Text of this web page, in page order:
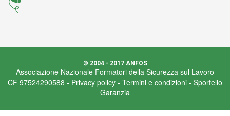
© 2004 - 2017 ANFOS
Associazione Nazionale Formatori della Sicurezza sul Lavoro
CF 97524290588 - Privacy policy - Termini e condizioni - Sportello
Garanzia